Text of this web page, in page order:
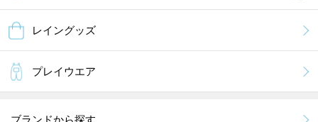
レイングッズ
プレイウエア